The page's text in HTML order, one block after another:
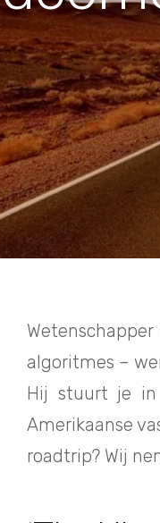
algoritmes –
Hij stuurt je in
Amerikaanse
roadtrip? Wij